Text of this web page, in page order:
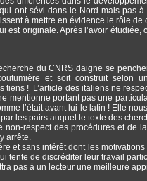
ont sévi dans le Nord mais pas
à mettre en évidence le rôle
est originale. Après l’avoir
du CNRS daigne se
et soit construit selon
tiens ! L’article des italiens ne
mentionne portant pas une
l’était avant lui le latin ! Elle
les pairs auquel le texte des
respect des procédures et de
arrête.
et sans intérêt dont les
tente de discréditer leur travail
pas à un lecteur une meilleure